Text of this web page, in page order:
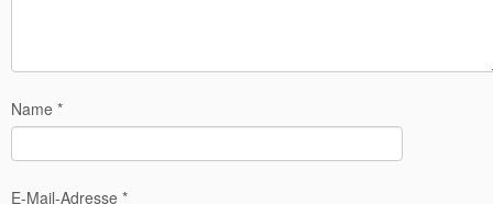
Name *
E-Mail-Adresse *